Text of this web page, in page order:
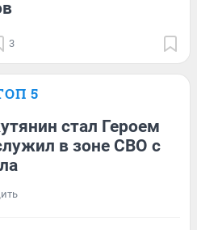
3
5
стал Героем
в зоне СВО с